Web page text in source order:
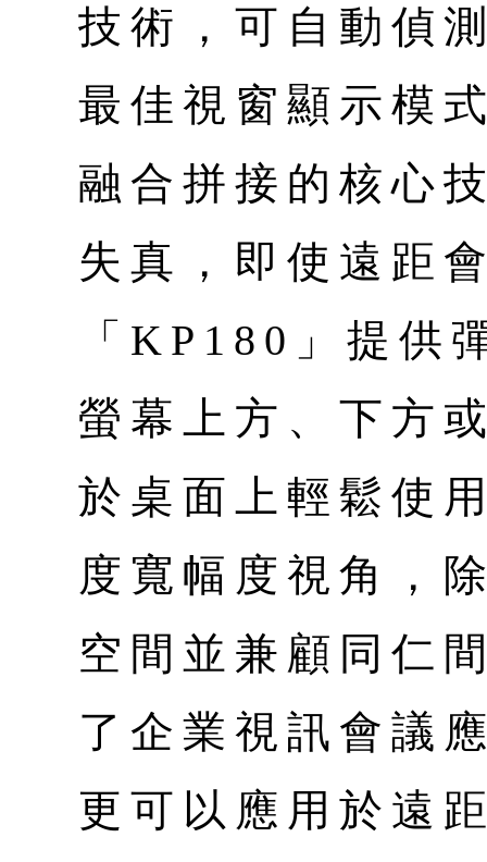
技術，可自動偵
最佳視窗顯示模
融合拼接的核心
失真，即使遠距
「KP180」提供
螢幕上方、下方
於桌面上輕鬆使
度寬幅度視角，
空間並兼顧同仁
了企業視訊會議
更可以應用於遠